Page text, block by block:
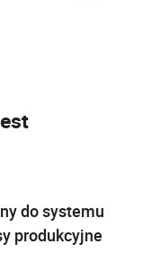
do systemu
produkcyjne